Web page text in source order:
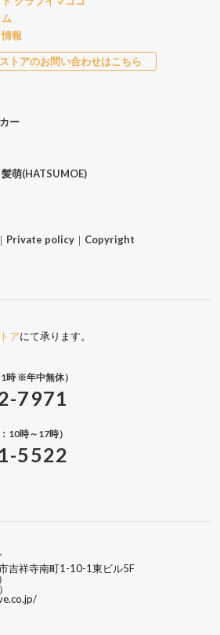
報
トアのお問い合わせはこちら
ー
萌(HATSUMOE)
｜ Private policy｜ Copyright
アにて承ります。
時 ※年中無休）
7971
10時～17時）
5522
吉祥寺南町1-10-1東ビル5F